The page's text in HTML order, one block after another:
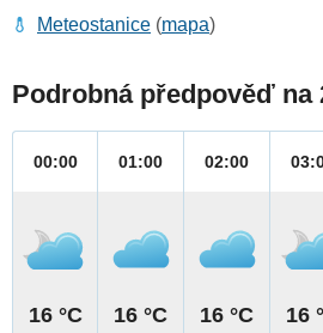
Meteostanice (mapa)
Podrobná předpověď na
00:00
16 °C
01:00
16 °C
02:00
16 °C 16